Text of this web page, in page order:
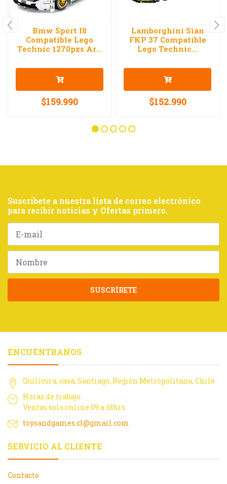
Bmw Sport I8
Compatible Lego
Technic 1270pzs Ar...
$159.990
Lamborghini Sián
FKP 37 Compatible
Lego Technic...
$152.990
Suscríbete a nuestra lista de correo electrónico
para recibir noticias y Ofertas primero.
SUSCRÍBETE
ENCUÉNTRANOS
Quilicura, casa, Santiago, Región Metropolitana, Chile
Horas de trabajo:
Ventas solo online 09 a 18hrs
toysandgames.cl@gmail.com
SERVICIO AL CLIENTE
Contacto